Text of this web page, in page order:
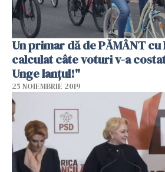
Un primar dă de PĂMÂNT cu
calculat câte voturi v-a
Unge lanţul!"
25 NOIEMBRIE 2019